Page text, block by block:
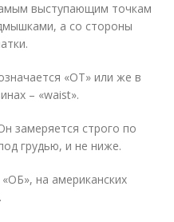
выступающим точкам
а со стороны
«ОТ» или же в
– «waist».
замеряется строго по
грудью, и не ниже.
на американских